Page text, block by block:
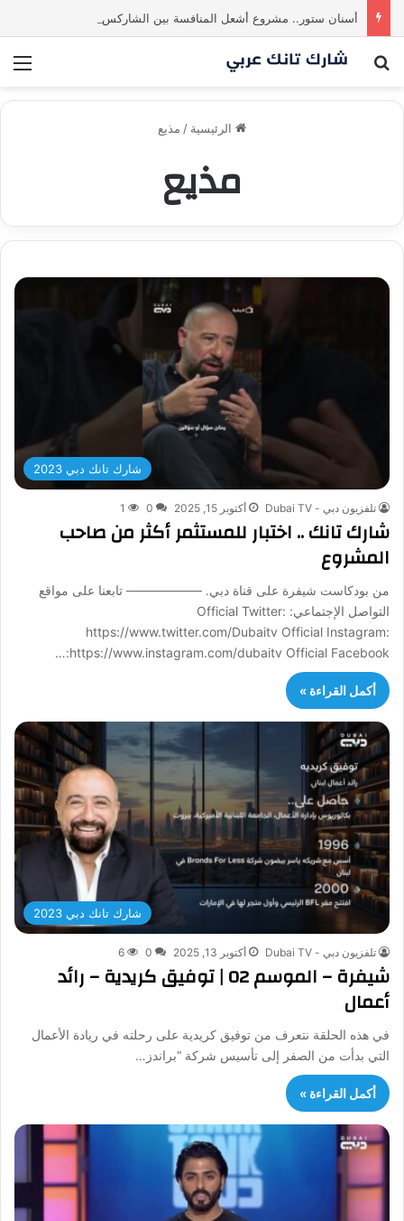
بحث عن
الرئيسية / مذيع
مذيع
شارك تانك دبي 2023
تلفزيون دبي - Dubai TV أكتوبر 15, 2025 0
1
شارك تانك .. اختبار للمستثمر أكثر من صاحب
المشروع
من بودكاست شيفرة على قناة دبي. —————— تابعنا على مواقع
التواصل الإجتماعي: Official Twitter:
https://www.twitter.com/Dubaitv Official Instagram:
https://www.instagram.com/dubaitv Official Facebook:…
أكمل القراءة »
شارك تانك دبي 2023
تلفزيون دبي - Dubai TV أكتوبر 13, 2025 0
6
شيفرة – الموسم 02 | توفيق كريدية – رائد
أعمال
في هذه الحلقة نتعرف من توفيق كريدية على رحلته في ريادة الأعمال
التي بدأت من الصفر إلى تأسيس شركة “براندز…
أكمل القراءة »